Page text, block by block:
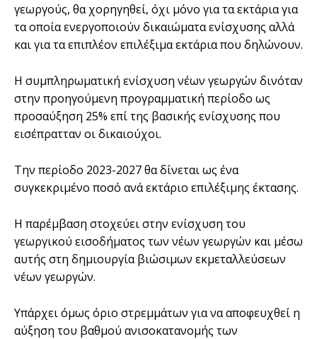
γεωργούς, θα χορηγηθεί, όχι μόνο για τα εκτάρια για
τα οποία ενεργοποιούν δικαιώματα ενίσχυσης αλλά
και για τα επιπλέον επιλέξιμα εκτάρια που δηλώνουν.
Η συμπληρωματική ενίσχυση νέων γεωργών δινόταν
στην προηγούμενη προγραμματική περίοδο ως
προσαύξηση 25% επί της βασικής ενίσχυσης που
εισέπρατταν οι δικαιούχοι.
Την περίοδο 2023-2027 θα δίνεται ως ένα
συγκεκριμένο ποσό ανά εκτάριο επιλέξιμης έκτασης.
Η παρέμβαση στοχεύει στην ενίσχυση του
γεωργικού εισοδήματος των νέων γεωργών και μέσω
αυτής στη δημιουργία βιώσιμων εκμεταλλεύσεων
νέων γεωργών.
Υπάρχει όμως όριο στρεμμάτων για να αποφευχθεί η
αύξηση του βαθμού ανισοκατανομής των